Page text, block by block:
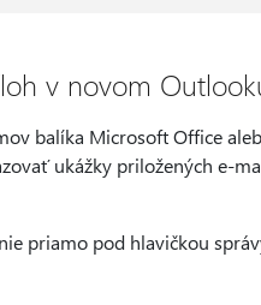
v novom
balíka Microsoft Office
ukážky priložených e-
priamo pod hlavičkou